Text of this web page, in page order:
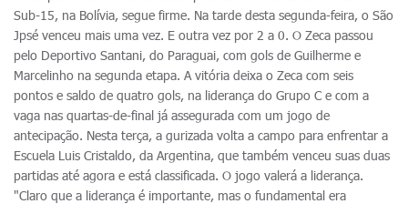
Sub-15, na Bolívia, segue firme. Na tarde desta segunda-feira, o São
Jpsé venceu mais uma vez. E outra vez por 2 a 0. O Zeca passou
pelo Deportivo Santani, do Paraguai, com gols de Guilherme e
Marcelinho na segunda etapa. A vitória deixa o Zeca com seis
pontos e saldo de quatro gols, na liderança do Grupo C e com a
vaga nas quartas-de-final já assegurada com um jogo de
antecipação. Nesta terça, a gurizada volta a campo para enfrentar a
Escuela Luis Cristaldo, da Argentina, que também venceu suas duas
partidas até agora e está classificada. O jogo valerá a liderança.
"Claro que a liderança é importante, mas o fundamental era